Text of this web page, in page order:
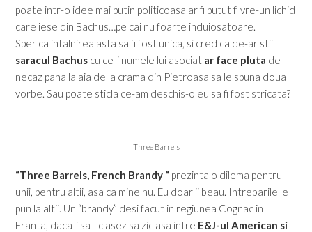
poate intr-o idee mai putin politicoasa ar fi putut fi vre-un lichid
care iese din Bachus…pe cai nu foarte induiosatoare.
Sper ca intalnirea asta sa fi fost unica, si cred ca de-ar stii
saracul Bachus cu ce-i numele lui asociat ar face pluta de
necaz pana la aia de la crama din Pietroasa sa le spuna doua
vorbe. Sau poate sticla ce-am deschis-o eu sa fi fost stricata?
Three Barrels
“Three Barrels, French Brandy “ prezinta o dilema pentru
unii, pentru altii, asa ca mine nu. Eu doar ii beau. Intrebarile le
pun la altii. Un “brandy” desi facut in regiunea Cognac in
Franta, daca-i sa-l clasez sa zic asa intre E&J-ul American si